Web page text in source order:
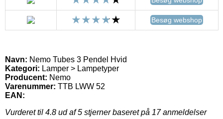
Besøg webshop
Navn: Nemo Tubes 3 Pendel Hvid
Kategori: Lamper > Lampetyper
Producent: Nemo
Varenummer: TTB LWW 52
EAN:
Vurderet til 4.8 ud af 5 stjerner baseret på 17anmeldelser